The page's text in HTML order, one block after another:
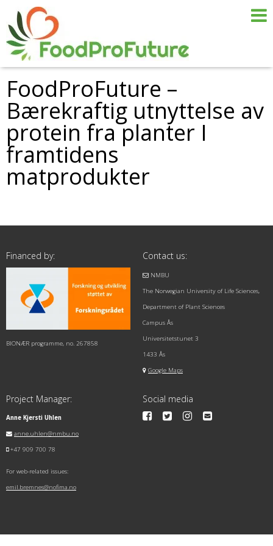
FoodProFuture –
Bærekraftig utnyttelse av
protein fra planter I
framtidens
matprodukter
Financed by:
BIONÆR programme, no. 267858
Contact us:
NMBU
The Norwegian University of Life Sciences,
Department of Plant Sciences
Campus Ås
Universitetstunet 3
1433 Ås
Google Maps
Project Manager:
Anne Kjersti Uhlen
anne.uhlen@nmbu.no
+47 909 700 78
For web-related issues:
emil.bremnes@nofima.no
Social media